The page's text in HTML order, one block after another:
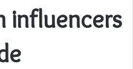
influencers